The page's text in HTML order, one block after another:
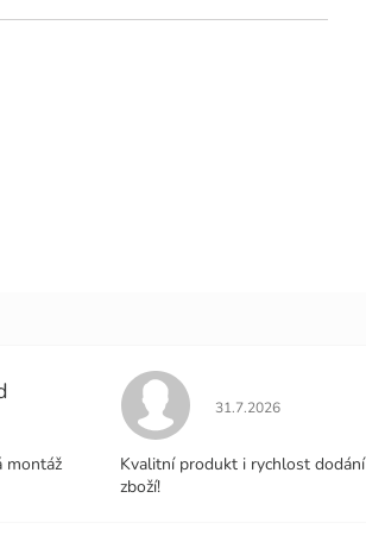
je 5 z 5 hvězdiček.
montáž
Hodnocení
31.7.2026
Kvalitní produkt i rychlost dodání
zboží!